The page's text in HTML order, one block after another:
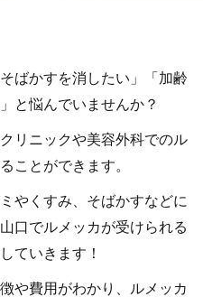
ばかすを消したい」「加齢
と悩んでいませんか？
リニックや美容外科でのル
ことができます。
やくすみ、そばかすなどに
口でルメッカが受けられる
ていきます！
や費用がわかり、ルメッカ